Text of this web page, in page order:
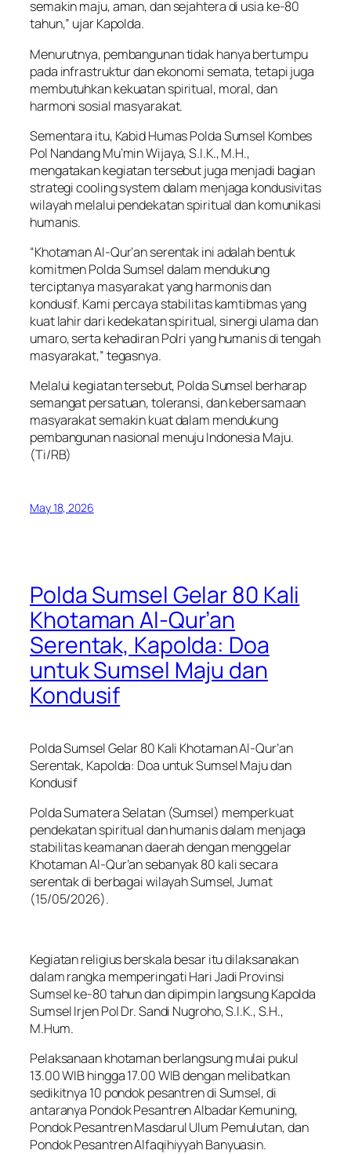
semakin maju, aman, dan sejahtera di usia ke-80
tahun,” ujar Kapolda.
Menurutnya, pembangunan tidak hanya bertumpu
pada infrastruktur dan ekonomi semata, tetapi juga
membutuhkan kekuatan spiritual, moral, dan
harmoni sosial masyarakat.
Sementara itu, Kabid Humas Polda Sumsel Kombes
Pol Nandang Mu’min Wijaya, S.I.K., M.H.,
mengatakan kegiatan tersebut juga menjadi bagian
strategi cooling system dalam menjaga kondusivitas
wilayah melalui pendekatan spiritual dan komunikasi
humanis.
“Khotaman Al-Qur’an serentak ini adalah bentuk
komitmen Polda Sumsel dalam mendukung
terciptanya masyarakat yang harmonis dan
kondusif. Kami percaya stabilitas kamtibmas yang
kuat lahir dari kedekatan spiritual, sinergi ulama dan
umaro, serta kehadiran Polri yang humanis di tengah
masyarakat,” tegasnya.
Melalui kegiatan tersebut, Polda Sumsel berharap
semangat persatuan, toleransi, dan kebersamaan
masyarakat semakin kuat dalam mendukung
pembangunan nasional menuju Indonesia Maju.
(Ti/RB)
May 18, 2026
Polda Sumsel Gelar 80 Kali
Khotaman Al-Qur’an
Serentak, Kapolda: Doa
untuk Sumsel Maju dan
Kondusif
Polda Sumsel Gelar 80 Kali Khotaman Al-Qur’an
Serentak, Kapolda: Doa untuk Sumsel Maju dan
Kondusif
Polda Sumatera Selatan (Sumsel) memperkuat
pendekatan spiritual dan humanis dalam menjaga
stabilitas keamanan daerah dengan menggelar
Khotaman Al-Qur’an sebanyak 80 kali secara
serentak di berbagai wilayah Sumsel, Jumat
(15/05/2026).
Kegiatan religius berskala besar itu dilaksanakan
dalam rangka memperingati Hari Jadi Provinsi
Sumsel ke-80 tahun dan dipimpin langsung Kapolda
Sumsel Irjen Pol Dr. Sandi Nugroho, S.I.K., S.H.,
M.Hum.
Pelaksanaan khotaman berlangsung mulai pukul
13.00 WIB hingga 17.00 WIB dengan melibatkan
sedikitnya 10 pondok pesantren di Sumsel, di
antaranya Pondok Pesantren Albadar Kemuning,
Pondok Pesantren Masdarul Ulum Pemulutan, dan
Pondok Pesantren Alfaqihiyyah Banyuasin.